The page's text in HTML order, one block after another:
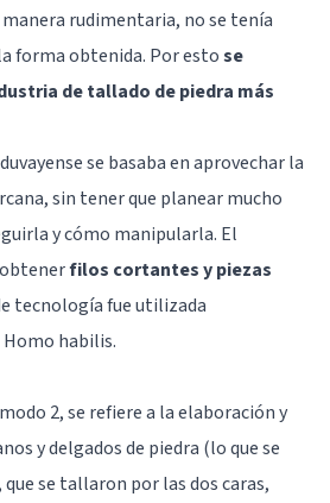
rudimentaria, no se tenía
forma obtenida. Por estose
de tallado de piedra más
se basaba en aprovechar la
sin tener que planear mucho
y cómo manipularla. El
filos cortantes y piezas
tecnología fue utilizada
habilis.
2, se refiere a la elaboración y
y delgados de piedra (lo que se
se tallaron por las dos caras,